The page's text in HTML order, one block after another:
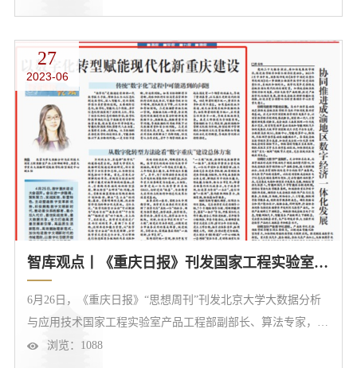
于多学科探索实践的交集，我们认为，认知域的焦点集中在信
息获取、信息加工、认知形成和认知影响等四个相互关联的领
域。历史与现实的实践形...
27
2023-06
智库观点丨《重庆日报》刊发国家工程实验室算法专家黄晶署名文章《以数字化转型赋能现代化新重庆建设》
6月26日，《重庆日报》“思想周刊”刊发北京大学大数据分析
与应用技术国家工程实验室产品工程部副部长、算法专家，北
京大学重庆大数据研究院数字化转型促进中心副主任黄晶署名
浏览： 1088